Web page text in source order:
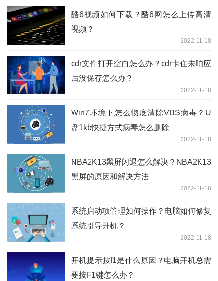
酷6视频如何下载？酷6网怎么上传高清
视频？
2022-11-18
cdr文件打开空白怎么办？cdr卡住未响应
后没保存怎么办？
2022-11-18
Win7环境下怎么彻底清除VBS病毒？U
盘1kb快捷方式病毒怎么删除
2022-11-18
NBA2K13黑屏闪退怎么解决？NBA2K13
黑屏的原因和解决方法
2022-11-18
系统启动项管理如何操作？电脑如何修复
系统引导开机？
2022-11-18
开机提示按f1是什么原因？电脑开机总需
要按F1键怎么办？